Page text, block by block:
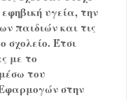
υγεία, την
παιδιών και τις
σχολείο. Έτσι
με το
του
στην